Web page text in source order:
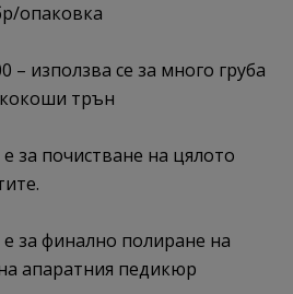
опаковка
– използва се за много груба
трън
за почистване на цялото
за финално полиране на
апаратния педикюр